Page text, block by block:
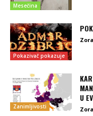
Mesečina
Pokazivač pokazuje
Zanimljivosti
U